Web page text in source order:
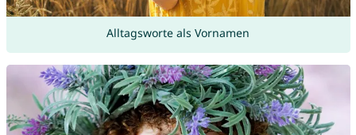
Alltagsworte als Vornamen